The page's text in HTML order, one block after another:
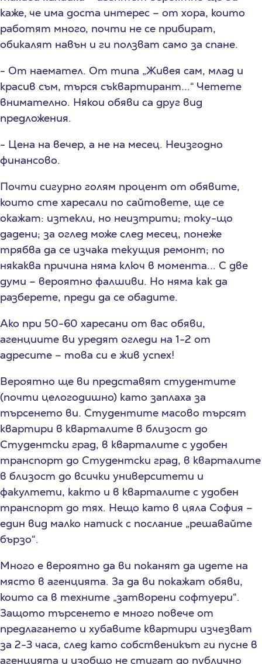
каже, че има доста интерес – от хора, които
работят много, почти не се прибират,
обикалят навън и ги ползват само за спане.
- От наемател. От типа „Живея сам, млад и
красив съм, търся съквартирант...“ Четете
внимателно. Някои обяви са друг вид
предложения.
- Цена на вечер, а не на месец. Неизгодно
финансово.
Почти сигурно голям процент от обявите,
които сте харесали по сайтовете, ще се
окажат: изтекли, но неизтрити; току-що
дадени; за оглед може след месец, понеже
трябва да се изчака текущия ремонт; по
някаква причина няма ключ в момента... С две
думи – вероятно фалшиви. Но няма как да
разберете, преди да се обадите.
Ако при 50-60 харесани от вас обяви,
агенциите ви уредят огледи на 1-2 от
адресите – това си е жив успех!
Вероятно ще ви представят студентите
(почти целогодишно) като заплаха за
търсенето ви. Студентите масово търсят
квартири в кварталите в близост до
Студентски град, в кварталите с удобен
транспорт до Студентски град, в кварталите
в близост до всички университети и
факултети, както и в кварталите с удобен
транспорт до тях. Нещо като в цяла София –
един вид малко натиск с послание „решавайте
бързо“.
Много е вероятно да ви поканят да идете на
място в агенцията. За да ви покажат обяви,
които са в техните „затворени софтуери“.
Защото търсенето е много повече от
предлагането и хубавите квартири изчезват
за 2-3 часа, след като собственикът ги пусне в
агенцията и изобщо не стигат до публично